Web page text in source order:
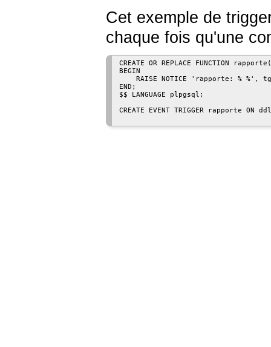
Cet exemple de
chaque fois qu'une
CREATE OR REPLACE FUNCTION
BEGIN
RAISE NOTICE 'rapporte: % %',
END;
$$ LANGUAGE plpgsql;
CREATE EVENT TRIGGER rapporte ON